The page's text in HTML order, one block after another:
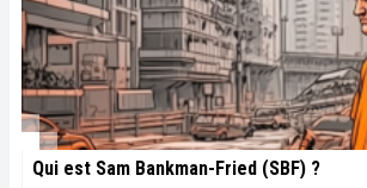
Qui est Sam Bankman-Fried (SBF) ?